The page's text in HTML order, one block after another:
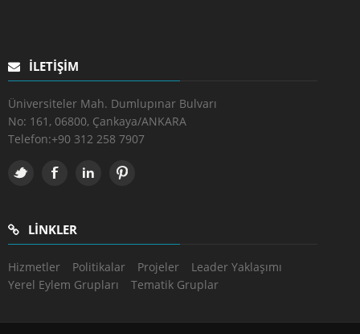
İLETIŞIM
Üniversiteler Mah. Dumlupınar Bulvarı
No: 161, 06800, Çankaya/ANKARA
Telefon:+90 312 258 7907
LINKLER
Hizmetler Politikalar Projeler
Leader Yaklaşımı
Yerel Eylem Grupları
Tematik Gruplar